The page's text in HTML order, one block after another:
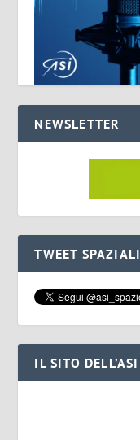
NEWSLETTER
TWEET SPAZIALI
IL SITO DELL’ASI